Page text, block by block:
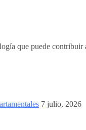
que puede
7 julio, 2026